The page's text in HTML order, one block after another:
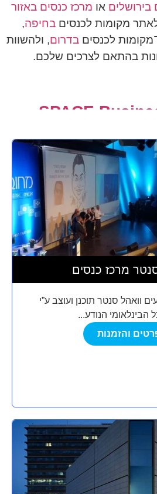
בירושלים או מרכז כנסים באזור
מקומות לכנסיםבחיפה,
לכנסים בדרום, ולהשוות
בהתאם לצרכים שלכם.
למידע נוסף
מרכז כנסים
וואהל סנטר תוכנן ועוצב ע”י
הבינלאומי הנודע...
והזמנות